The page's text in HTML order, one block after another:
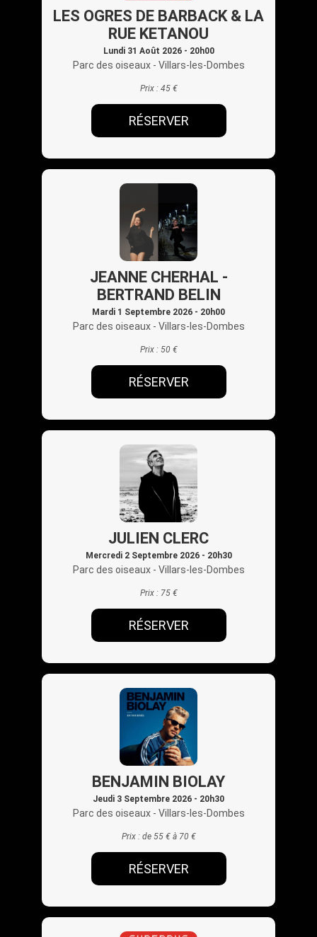
LES OGRES DE BARBACK & LA
RUE KETANOU
Lundi 31 Août 2026 - 20h00
Parc des oiseaux - Villars-les-Dombes
Prix :45 €
RÉSERVER
JEANNE CHERHAL -
BERTRAND BELIN
Mardi 1 Septembre 2026 - 20h00
Parc des oiseaux - Villars-les-Dombes
Prix :50 €
RÉSERVER
JULIEN CLERC
Mercredi 2 Septembre 2026 - 20h30
Parc des oiseaux - Villars-les-Dombes
Prix :75 €
RÉSERVER
BENJAMIN BIOLAY
Jeudi 3 Septembre 2026 - 20h30
Parc des oiseaux - Villars-les-Dombes
Prix :de 55 € à 70 €
RÉSERVER